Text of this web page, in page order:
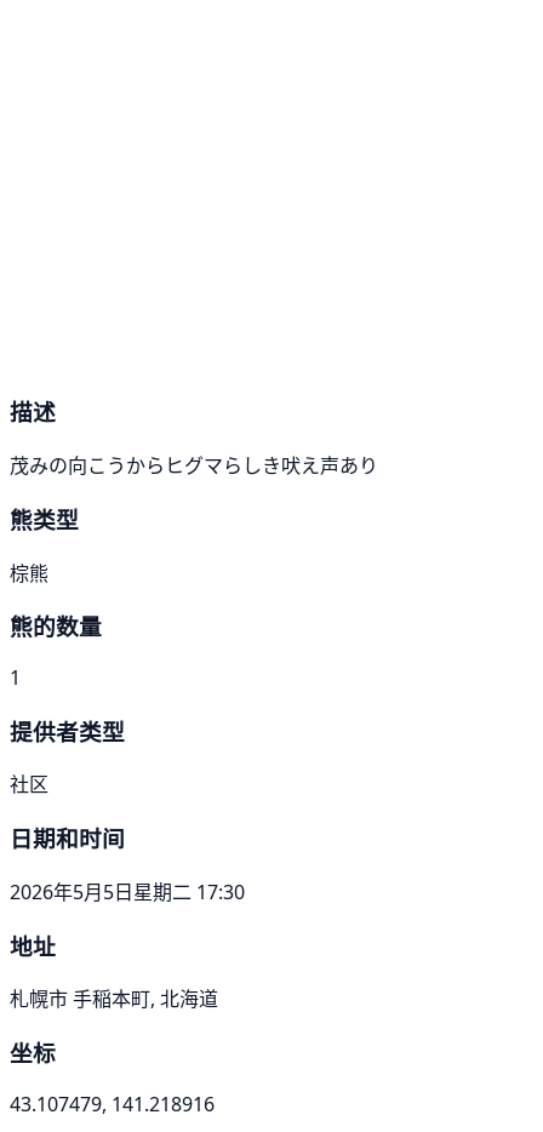
描述
茂みの向こうからヒグマらしき吠え声あり
熊类型
棕熊
熊的数量
1
提供者类型
社区
日期和时间
2026年5月5日星期二 17:30
地址
札幌市 手稲本町, 北海道
坐标
43.107479, 141.218916